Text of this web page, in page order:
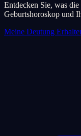
Entdecken Sie, was
Geburtshoroskop und
Meine Deutung